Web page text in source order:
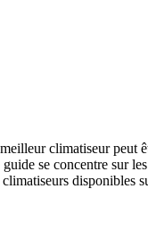
climatiseur peut
se concentre sur
climatiseurs disponibles